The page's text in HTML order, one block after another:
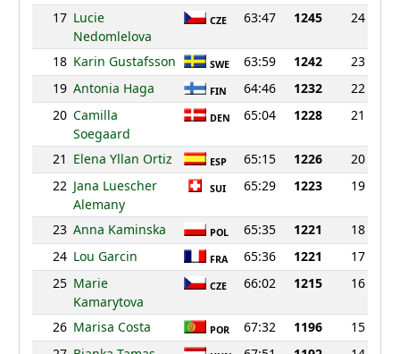
17 Lucie
Nedomlelova
CZE 63:47 1245 24
18 Karin Gustafsson SWE 63:59 1242
23
19 Antonia Haga FIN 64:46 1232
22
20 Camilla
Soegaard
DEN 65:04 1228 21
21 Elena Yllan Ortiz ESP 65:15 1226
20
22 Jana Luescher
Alemany
SUI 65:29 1223 19
23 Anna Kaminska POL 65:35 1221
18
24 Lou Garcin FRA 65:36 1221
17
25 Marie
Kamarytova
CZE 66:02 1215 16
26 Marisa Costa POR 67:32 1196
15